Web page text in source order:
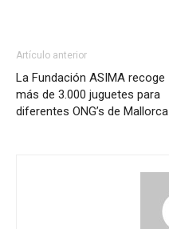
Artículo anterior
La Fundación ASIMA recoge
más de 3.000 juguetes para
diferentes ONG’s de Mallorca